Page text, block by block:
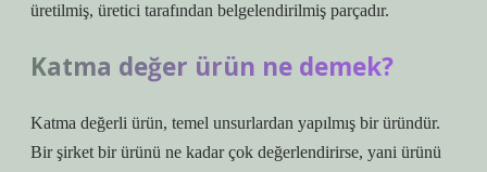
üretilmiş, üretici tarafından belgelendirilmiş parçadır.
Katma değer ürün ne demek?
Katma değerli ürün, temel unsurlardan yapılmış bir üründür.
Bir şirket bir ürünü ne kadar çok değerlendirirse, yani ürünü